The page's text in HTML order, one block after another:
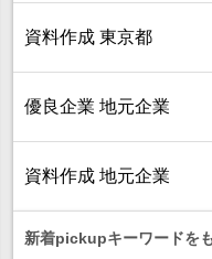
資料作成 東京都
優良企業 地元企業
資料作成 地元企業
新着pickupキーワードを